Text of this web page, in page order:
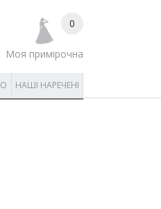
0
Моя примірочна
НАШІ НАРЕЧЕНІ